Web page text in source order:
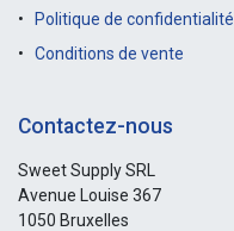
Politique de confidentialité
Conditions de vente
Contactez-nous
Sweet Supply SRL
Avenue Louise 367
1050 Bruxelles